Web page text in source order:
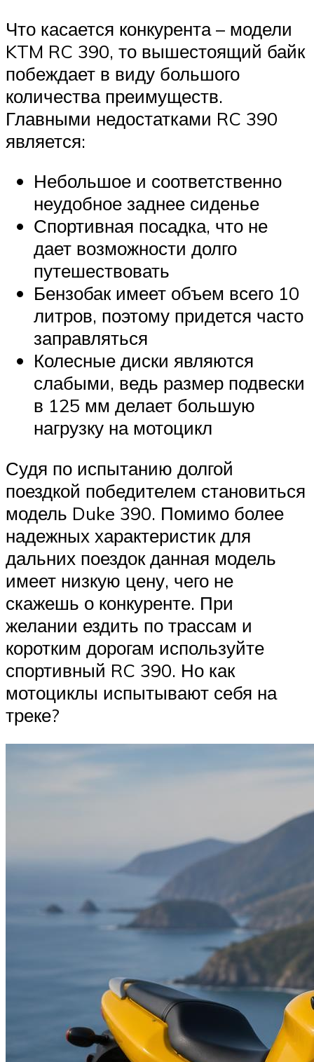
Что касается конкурента – модели
KTM RC 390, то вышестоящий байк
побеждает в виду большого
количества преимуществ.
Главными недостатками RC 390
является:
Небольшое и соответственно
неудобное заднее сиденье
Спортивная посадка, что не
дает возможности долго
путешествовать
Бензобак имеет объем всего 10
литров, поэтому придется часто
заправляться
Колесные диски являются
слабыми, ведь размер подвески
в 125 мм делает большую
нагрузку на мотоцикл
Судя по испытанию долгой
поездкой победителем становиться
модель Duke 390. Помимо более
надежных характеристик для
дальних поездок данная модель
имеет низкую цену, чего не
скажешь о конкуренте. При
желании ездить по трассам и
коротким дорогам используйте
спортивный RC 390. Но как
мотоциклы испытывают себя на
треке?